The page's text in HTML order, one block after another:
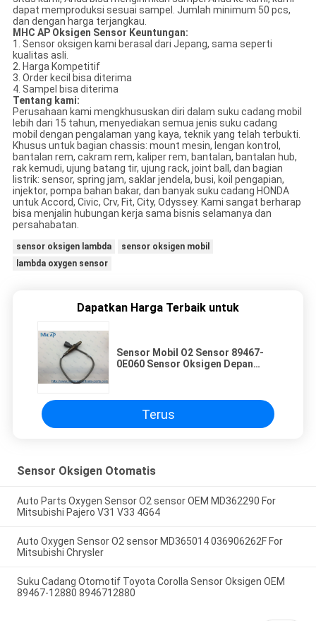
dapat memproduksi sesuai sampel. Jumlah minimum 50 pcs,
dan dengan harga terjangkau.
MHC AP Oksigen Sensor Keuntungan:
1. Sensor oksigen kami berasal dari Jepang, sama seperti
kualitas asli.
2. Harga Kompetitif
3. Order kecil bisa diterima
4. Sampel bisa diterima
Tentang kami:
Perusahaan kami mengkhususkan diri dalam suku cadang mobil
lebih dari 15 tahun, menyediakan semua jenis suku cadang
mobil dengan pengalaman yang kaya, teknik yang telah terbukti.
Khusus untuk bagian chassis: mount mesin, lengan kontrol,
bantalan rem, cakram rem, kaliper rem, bantalan, bantalan hub,
rak kemudi, ujung batang tir, ujung rack, joint ball, dan bagian
listrik: sensor, spring jam, saklar jendela, busi, koil pengapian,
injektor, pompa bahan bakar, dan banyak suku cadang HONDA
untuk Accord, Civic, Crv, Fit, City, Odyssey. Kami sangat berharap
bisa menjalin hubungan kerja sama bisnis selamanya dan
persahabatan.
sensor oksigen lambda
sensor oksigen mobil
lambda oxygen sensor
Dapatkan Harga Terbaik untuk
Sensor Mobil O2 Sensor 89467-
0E060 Sensor Oksigen Depan
Terus
Sensor Oksigen Otomatis
Auto Parts Oxygen Sensor O2 sensor OEM MD362290 For
Mitsubishi Pajero V31 V33 4G64
Auto Oxygen Sensor O2 sensor MD365014 036906262F For
Mitsubishi Chrysler
Suku Cadang Otomotif Toyota Corolla Sensor Oksigen OEM
89467-12880 8946712880